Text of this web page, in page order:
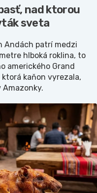
nad ktorou
sveta
Andách patrí medzi
hlboká roklina, to
amerického Grand
ktorá kaňon vyrezala,